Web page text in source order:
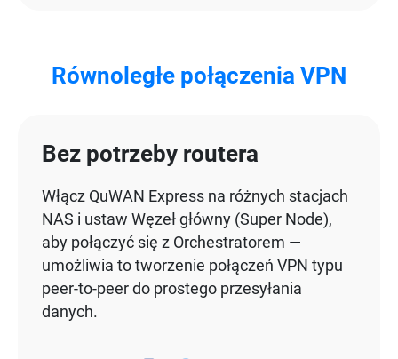
Równoległe połączenia VPN
Bez potrzeby routera
Włącz QuWAN Express na różnych stacjach
NAS i ustaw Węzeł główny (Super Node),
aby połączyć się z Orchestratorem —
umożliwia to tworzenie połączeń VPN typu
peer-to-peer do prostego przesyłania
danych.